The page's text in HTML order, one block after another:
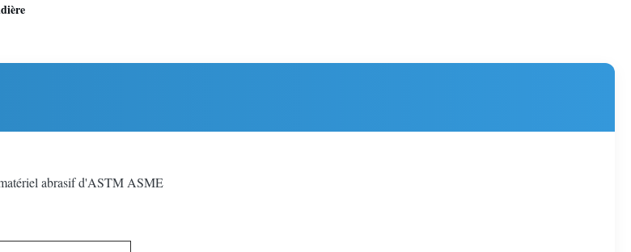
abrasif d'ASTM ASME